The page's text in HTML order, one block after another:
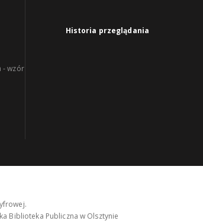
- wzór
Historia przeglądania
Biblioteka Publiczna w Olsztynie